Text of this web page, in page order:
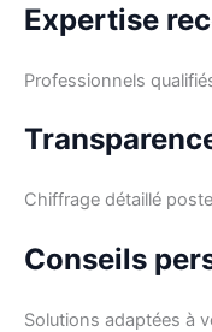
Expertise
Professionnels
Chiffrage détaillé
Conseils
Solutions adaptées à